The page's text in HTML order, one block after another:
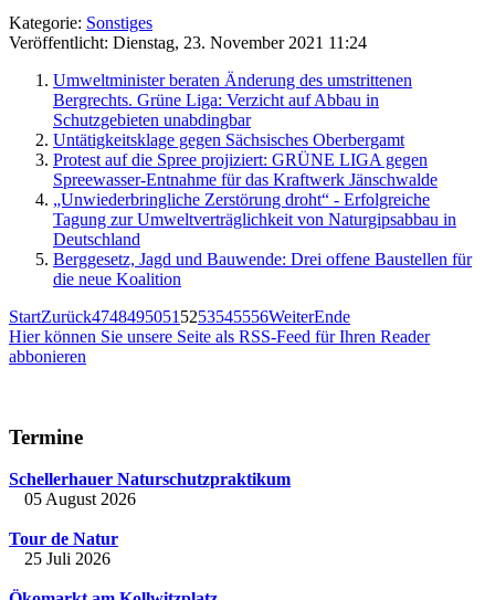
Kategorie: Sonstiges
Veröffentlicht: Dienstag, 23. November 2021 11:24
Umweltminister beraten Änderung des umstrittenen
Bergrechts. Grüne Liga: Verzicht auf Abbau in
Schutzgebieten unabdingbar
Untätigkeitsklage gegen Sächsisches Oberbergamt
Protest auf die Spree projiziert: GRÜNE LIGA gegen
Spreewasser-Entnahme für das Kraftwerk Jänschwalde
„Unwiederbringliche Zerstörung droht“ - Erfolgreiche
Tagung zur Umweltverträglichkeit von Naturgipsabbau in
Deutschland
Berggesetz, Jagd und Bauwende: Drei offene Baustellen für
die neue Koalition
StartZurück4748495051 5253545556WeiterEnde
Hier können Sie unsere Seite als RSS-Feed für Ihren Reader
abbonieren
Termine
Schellerhauer Naturschutzpraktikum
05 August 2026
Tour de Natur
25 Juli 2026